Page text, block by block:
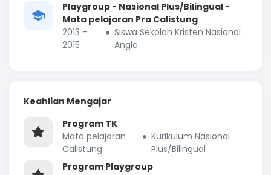
Playgroup - Nasional Plus/Bilingual -
Mata pelajaran Pra Calistung
2013 -
2015
Siswa Sekolah Kristen Nasional
Anglo
Keahlian Mengajar
Program TK
Mata pelajaran
Calistung
Kurikulum Nasional
Plus/Bilingual
Program Playgroup